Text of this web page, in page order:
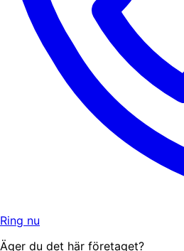
Ring nu
Äger du det här företaget?